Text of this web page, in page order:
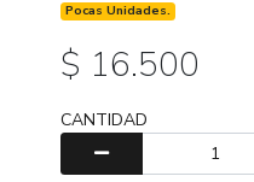
Pocas Unidades.
$ 16.500
CANTIDAD